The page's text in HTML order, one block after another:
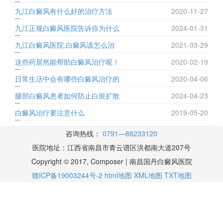
九江白癜风有什么好的治疗方法
2020-11-27
九江正规白癜风医院告诉你为什么
2024-01-31
九江白癜风医院,白癜风该怎么治
2021-03-29
这些药居然能帮助白癜风治疗呢！
2020-02-19
日常生活中会有哪些白癜风治疗的
2020-04-06
腿部白癜风患者如何防止白斑扩散
2024-04-23
白癜风治疗要注意什么
2019-05-20
咨询热线： 0791—88233120
医院地址：江西省南昌市青云谱区洪都南大道207号
Copyright © 2017, Composer | 南昌国丹白癜风医院
赣ICP备19003244号-2 html地图 XML地图 TXT地图